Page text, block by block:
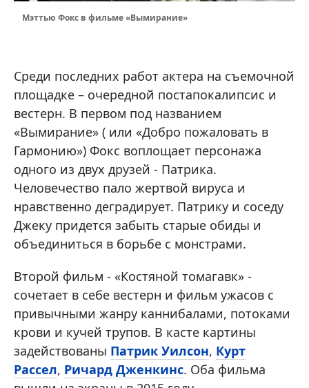
Мэттью Фокс в фильме «Вымирание»
Среди последних работ актера на съемочной
площадке – очередной постапокалипсис и
вестерн. В первом под названием
«Вымирание» ( или «Добро пожаловать в
Гармонию») Фокс воплощает персонажа
одного из двух друзей - Патрика.
Человечество пало жертвой вируса и
нравственно деградирует. Патрику и соседу
Джеку придется забыть старые обиды и
объединиться в борьбе с монстрами.
Второй фильм - «Костяной томагавк» -
сочетает в себе вестерн и фильм ужасов с
привычными жанру каннибалами, потоками
крови и кучей трупов. В касте картины
задействованы Патрик Уилсон, Курт
Рассел, Ричард Дженкинс. Оба фильма